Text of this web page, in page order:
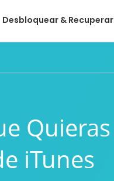
Desbloquear & Recuperar
iTunes